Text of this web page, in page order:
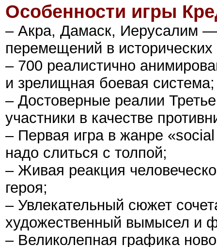
Особенности игры
– Акра, Дамаск, Иерусалим
перемещений в исторических
– 700 реалистично
и зрелищная боевая система;
– Достоверные реалии
участники в качестве
– Первая игра в жанре
надо слиться с толпой;
– Живая реакция
героя;
– Увлекательный сюжет
художественный вымысел и
– Великолепная графика